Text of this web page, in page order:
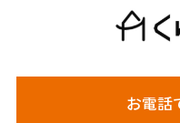
お電話